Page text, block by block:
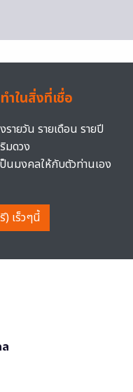
ำในสิ่งที่เชื่อ
ายวัน รายเดือน รายปี
มดวง
นมงคลให้กับตัวท่านเอง
เร็วๆนี้